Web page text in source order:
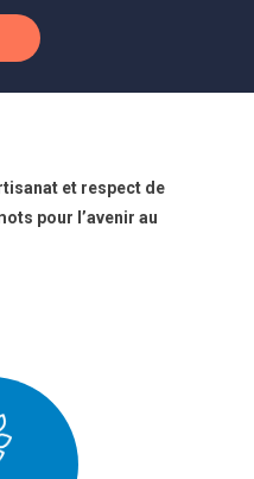
et respect de
pour l’avenir au